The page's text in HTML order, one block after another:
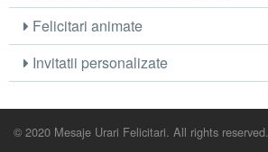
Felicitari animate
Invitatii personalizate
© 2020 Mesaje Urari Felicitari. All rights reserved.